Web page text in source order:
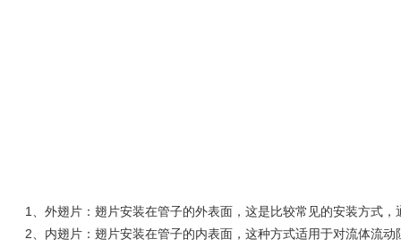
1、外翅片：翅片安装在管子的外表面，这是比较常见的安装方式，
2、内翅片：翅片安装在管子的内表面，这种方式适用于对流体流动